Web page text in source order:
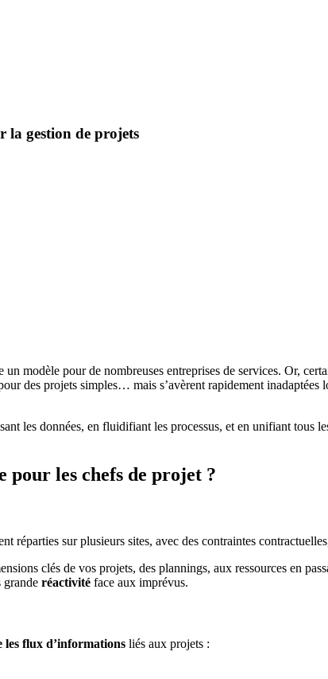
la gestion de projets
un modèle pour de nombreuses entreprises de services. Or,
des projets simples… mais s’avèrent rapidement inadaptées
les données, en fluidifiant les processus, et en unifiant tous
pour les chefs de projet ?
réparties sur plusieurs sites, avec des contraintes
clés de vos projets, des plannings, aux ressources en
grande réactivité face aux imprévus.
les flux d’informations liés aux projets :